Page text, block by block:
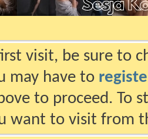
visit, be sure to
may have to
to proceed. To
want to visit from